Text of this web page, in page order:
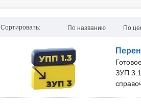
Сортировать: По названию По
ЗУП